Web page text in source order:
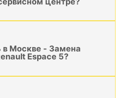
в Москве - Замена
Espace 5?